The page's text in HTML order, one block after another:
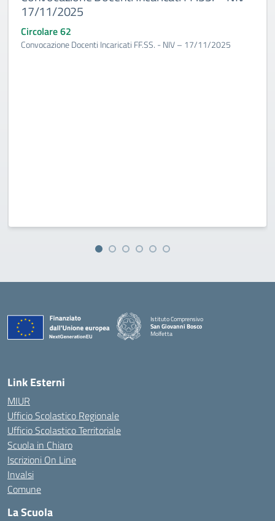
17/11/2025
Circolare 62
Convocazione Docenti Incaricati FF.SS. - NIV – 17/11/2025
Istituto Comprensivo
San Giovanni Bosco
Molfetta
Link Esterni
MIUR
Ufficio Scolastico Regionale
Ufficio Scolastico Territoriale
Scuola in Chiaro
Iscrizioni On Line
Invalsi
Comune
La Scuola